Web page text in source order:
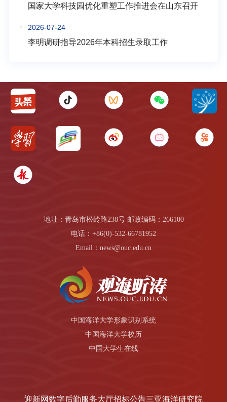
国家大学科技园优化重塑工作推进会在山东召开
2026-07-24
李明调研指导2026年本科招生录取工作
地址：青岛市松岭路238号 邮政编码：266100
电话：+86(0)-532-66781952
Email：news@ouc.edu.cn
中国海洋大学形象识别系统
中国海洋大学校历
中国大学生在线
迎新网数字后勤服务大厅招标公告三亚海洋研究院